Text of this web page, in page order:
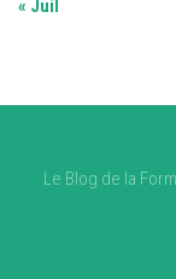
« Juil
Le Blog de la